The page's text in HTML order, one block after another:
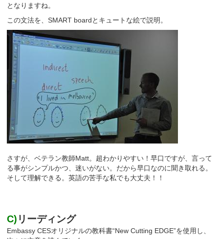
となりますね。
この文法を、SMART boardとキュートな絵で説明。
さすが、ベテラン教師Matt。超わかりやすい！早口ですが、言って
る事がシンプルかつ、迷いがない。だから早口なのに聞き取れる。
そして理解できる。英語の苦手な私でも大丈夫！！
C) リーディング
Embassy CESオリジナルの教科書“New Cutting EDGE”を使用し、